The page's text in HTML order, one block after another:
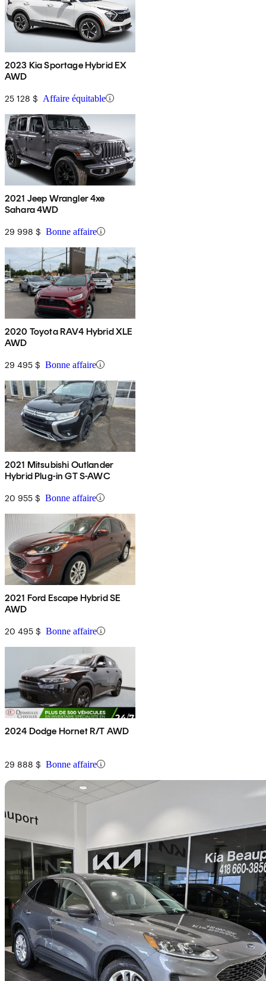
2023 Kia Sportage Hybrid EX
AWD
25 128 $ Affaire équitable
2021 Jeep Wrangler 4xe
Sahara 4WD
29 998 $ Bonne affaire
2020 Toyota RAV4 Hybrid XLE
AWD
29 495 $ Bonne affaire
2021 Mitsubishi Outlander
Hybrid Plug-in GT S-AWC
20 955 $ Bonne affaire
2021 Ford Escape Hybrid SE
AWD
20 495 $ Bonne affaire
2024 Dodge Hornet R/T AWD
29 888 $ Bonne affaire
2022 Ford Escape Hybrid